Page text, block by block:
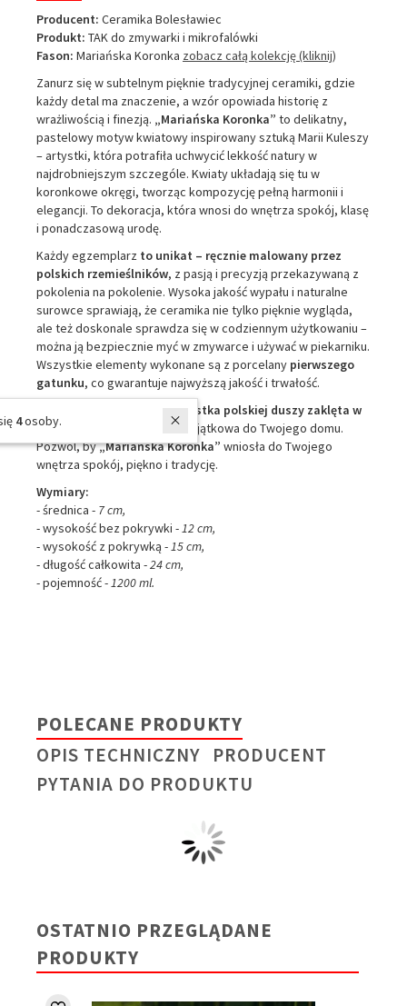
Producent: Ceramika Bolesławiec
Produkt: TAK do zmywarki i mikrofalówki
Fason: Mariańska Koronka zobacz całą kolekcję (kliknij)
Zanurz się w subtelnym pięknie tradycyjnej ceramiki, gdzie
każdy detal ma znaczenie, a wzór opowiada historię z
wrażliwością i finezją. „Mariańska Koronka” to delikatny,
pastelowy motyw kwiatowy inspirowany sztuką Marii Kuleszy
– artystki, która potrafiła uchwycić lekkość natury w
najdrobniejszym szczególe. Kwiaty układają się tu w
koronkowe okręgi, tworząc kompozycję pełną harmonii i
elegancji. To dekoracja, która wnosi do wnętrza spokój, klasę
i ponadczasową urodę.
Każdy egzemplarz to unikat – ręcznie malowany przez
polskich rzemieślników, z pasją i precyzją przekazywaną z
pokolenia na pokolenie. Wysoka jakość wypału i naturalne
surowce sprawiają, że ceramika nie tylko pięknie wygląda,
ale też doskonale sprawdza się w codziennym użytkowaniu –
można ją bezpiecznie myć w zmywarce i używać w piekarniku.
Wszystkie elementy wykonane są z porcelany pierwszego
gatunku, co gwarantuje najwyższą jakość i trwałość.
to cząstka polskiej duszy zaklęta w
glinie.
Idealna na prezent, wyjątkowa do Twojego domu.
Pozwól, by„Mariańska Koronka” wniosła do Twojego
wnętrza spokój, piękno i tradycję.
Wymiary:
- średnica - 7 cm,
- wysokość bez pokrywki - 12 cm,
- wysokość z pokrywką - 15 cm,
- długość całkowita -24 cm,
- pojemność - 1200 ml.
POLECANE PRODUKTY
OPIS TECHNICZNY PRODUCENT
PYTANIA DO PRODUKTU
OSTATNIO PRZEGLĄDANE
PRODUKTY
W ostatnich 7 dniach produktem interesują się4 osoby.